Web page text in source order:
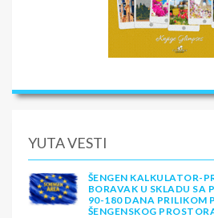
YUTA VESTI
ŠENGEN KALKULATOR-
BORAVAK U SKLADU SA
90-180 DANA PRILIKOM
ŠENGENSKOG